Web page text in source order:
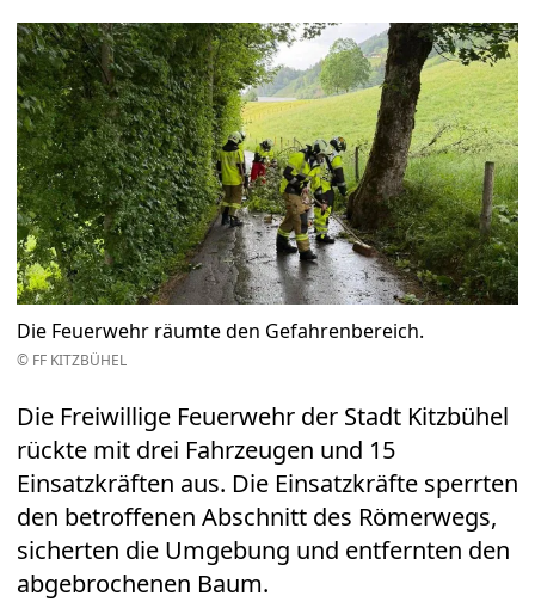
Die Feuerwehr räumte den Gefahrenbereich.
© FF KITZBÜHEL
Die Freiwillige Feuerwehr der Stadt Kitzbühel
rückte mit drei Fahrzeugen und 15
Einsatzkräften aus. Die Einsatzkräfte sperrten
den betroffenen Abschnitt des Römerwegs,
sicherten die Umgebung und entfernten den
abgebrochenen Baum.